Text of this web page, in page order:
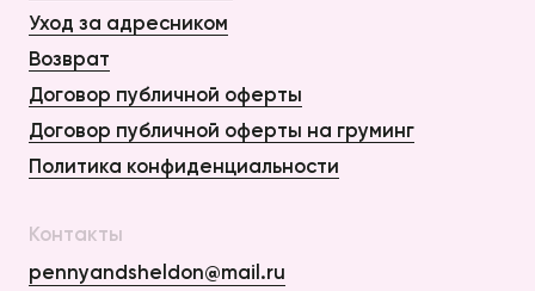
Уход за адресником
Возврат
Договор публичной оферты
Договор публичной оферты на груминг
Политика конфиденциальности
Контакты
pennyandsheldon@mail.ru